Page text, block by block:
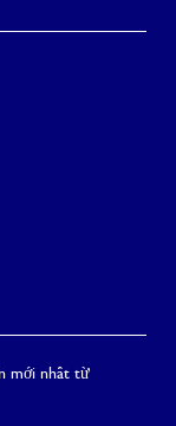
mới nhất từ